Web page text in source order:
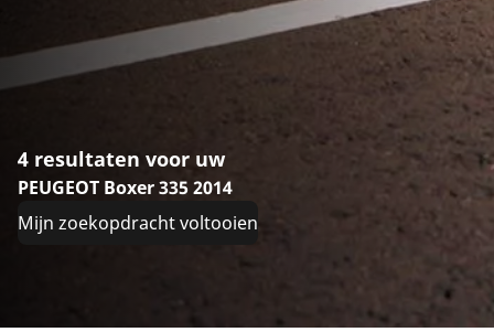
4 resultaten voor uw
PEUGEOT Boxer 335 2014
Mijn zoekopdracht voltooien